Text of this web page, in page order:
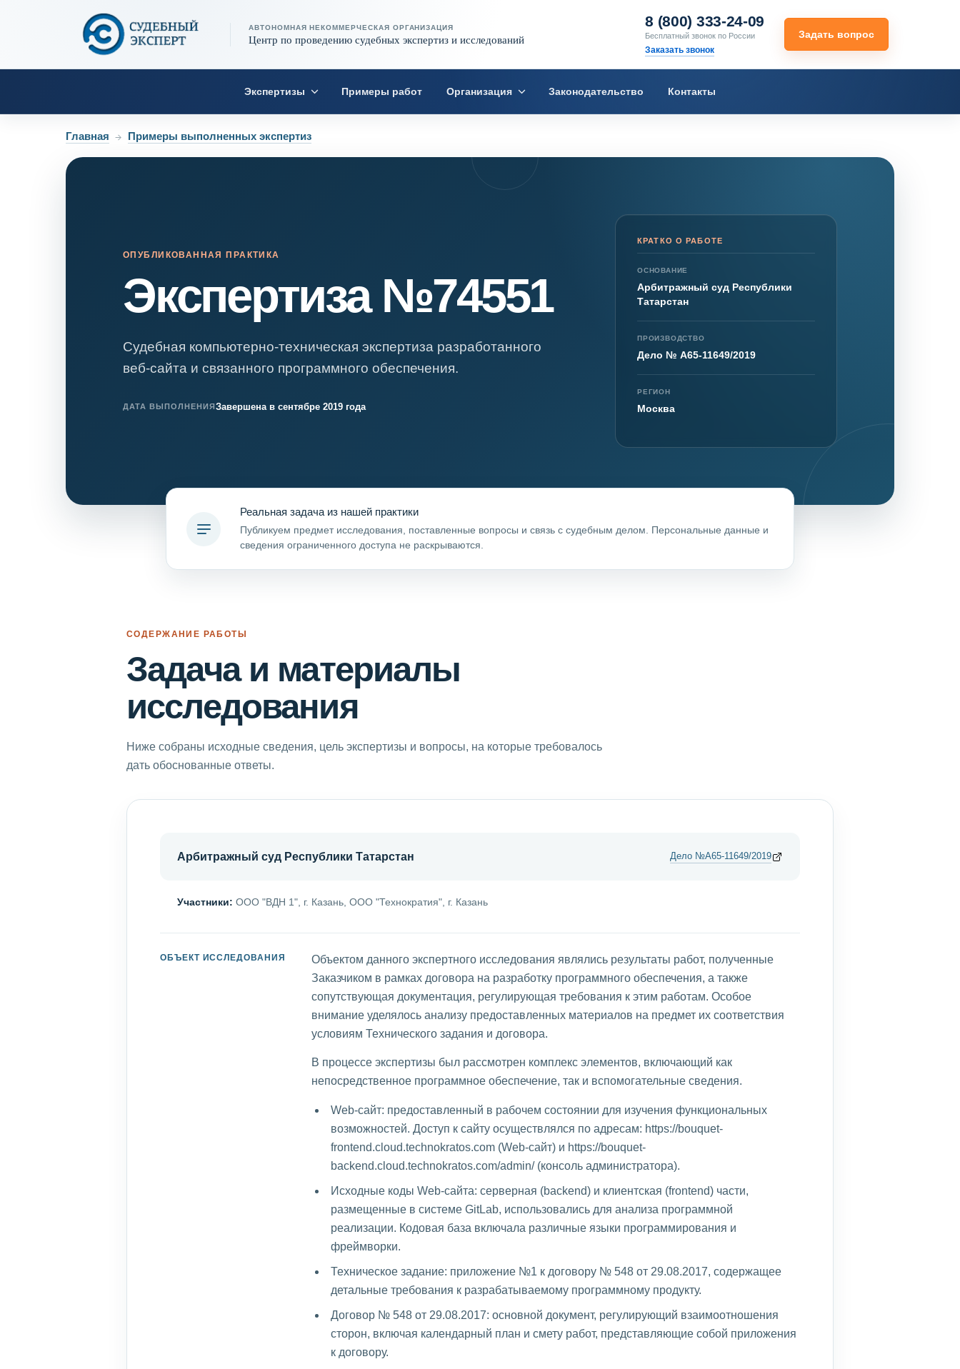
АВТОНОМНАЯ НЕКОММЕРЧЕСКАЯ ОРГАНИЗАЦИЯ
Центр по проведению судебных экспертиз и исследований
8 (800) 333-24-09
Бесплатный звонок по России
Заказать звонок
Задать вопрос
Экспертизы Примеры работ Организация Законодательство Контакты
Главная → Примеры выполненных экспертиз
ОПУБЛИКОВАННАЯ ПРАКТИКА
Экспертиза №74551
Судебная компьютерно-техническая экспертиза разработанного
веб-сайта и связанного программного обеспечения.
ДАТА ВЫПОЛНЕНИЯЗавершена в сентябре 2019 года
КРАТКО О РАБОТЕ
ОСНОВАНИЕ
Арбитражный суд Республики
Татарстан
ПРОИЗВОДСТВО
Дело № А65-11649/2019
РЕГИОН
Москва
Реальная задача из нашей практики
Публикуем предмет исследования, поставленные вопросы и связь с судебным делом. Персональные данные и
сведения ограниченного доступа не раскрываются.
СОДЕРЖАНИЕ РАБОТЫ
Задача и материалы
исследования
Ниже собраны исходные сведения, цель экспертизы и вопросы, на которые требовалось
дать обоснованные ответы.
Арбитражный суд Республики Татарстан Дело №А65-11649/2019
Участники: ООО "ВДН 1", г. Казань, ООО "Технократия", г. Казань
ОБЪЕКТ ИССЛЕДОВАНИЯ
Объектом данного экспертного исследования являлись результаты работ, полученные
Заказчиком в рамках договора на разработку программного обеспечения, а также
сопутствующая документация, регулирующая требования к этим работам. Особое
внимание уделялось анализу предоставленных материалов на предмет их соответствия
условиям Технического задания и договора.
В процессе экспертизы был рассмотрен комплекс элементов, включающий как
непосредственное программное обеспечение, так и вспомогательные сведения.
Web-сайт: предоставленный в рабочем состоянии для изучения функциональных
возможностей. Доступ к сайту осуществлялся по адресам: https://bouquet-
frontend.cloud.technokratos.com (Web-сайт) и https://bouquet-
backend.cloud.technokratos.com/admin/ (консоль администратора).
Исходные коды Web-сайта: серверная (backend) и клиентская (frontend) части,
размещенные в системе GitLab, использовались для анализа программной
реализации. Кодовая база включала различные языки программирования и
фреймворки.
Техническое задание: приложение №1 к договору № 548 от 29.08.2017, содержащее
детальные требования к разрабатываемому программному продукту.
Договор № 548 от 29.08.2017: основной документ, регулирующий взаимоотношения
сторон, включая календарный план и смету работ, представляющие собой приложения
к договору.